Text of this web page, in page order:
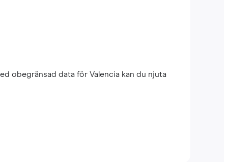
obegränsad data för Valencia kan du njuta